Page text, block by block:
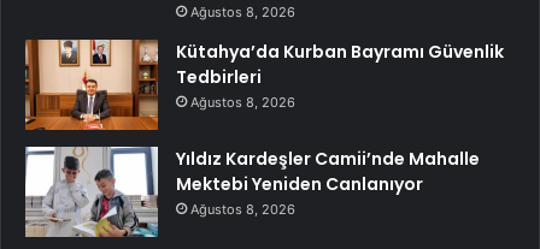
Ağustos 8, 2026
Kütahya’da Kurban Bayramı Güvenlik
Tedbirleri
Ağustos 8, 2026
Yıldız Kardeşler Camii’nde Mahalle
Mektebi Yeniden Canlanıyor
Ağustos 8, 2026